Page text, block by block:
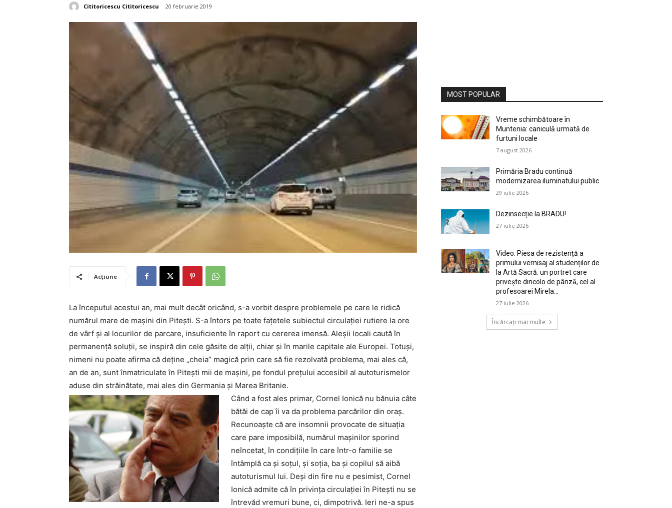
Cititoricescu Cititoricescu 20 februarie 2019
Acțiune
La începutul acestui an, mai mult decât oricând, s-a vorbit despre problemele pe care le ridică
numărul mare de maşini din Piteşti. S-a întors pe toate faţetele subiectul circulaţiei rutiere la ore
de vârf şi al locurilor de parcare, insuficiente în raport cu cererea imensă. Aleşii locali caută în
permanenţă soluţii, se inspiră din cele găsite de alţii, chiar şi în marile capitale ale Europei. Totuşi,
nimeni nu poate afirma că deţine „cheia” magică prin care să fie rezolvată problema, mai ales că,
an de an, sunt înmatriculate în Piteşti mii de maşini, pe fondul preţului accesibil al autoturismelor
aduse din străinătate, mai ales din Germania şi Marea Britanie.
Când a fost ales primar, Cornel Ionică nu bănuia câte
bătăi de cap îi va da problema parcărilor din oraş.
Recunoaşte că are insomnii provocate de situaţia
care pare imposibilă, numărul maşinilor sporind
neîncetat, în condiţiile în care într-o familie se
întâmplă ca şi soţul, şi soţia, ba şi copilul să aibă
autoturismul lui. Deşi din fire nu e pesimist, Cornel
Ionică admite că în privinţa circulaţiei în Piteşti nu se
întrevăd vremuri bune, ci, dimpotrivă. Ieri ne-a spus
MOST POPULAR
Vreme schimbătoare în
Muntenia: caniculă urmată de
furtuni locale
7 august 2026
Primăria Bradu continuă
modernizarea iluminatului public
29 iulie 2026
Dezinsecție la BRADU!
27 iulie 2026
Video. Piesa de rezistență a
primului vernisaj al studenților de
la Artă Sacră: un portret care
privește dincolo de pânză, cel al
profesoarei Mirela...
27 iulie 2026
Încărcați mai multe